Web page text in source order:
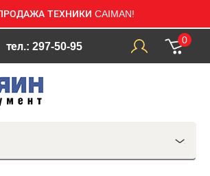
ТЕХНИКИ CAIMAN!
тел.: 297-50-95
0